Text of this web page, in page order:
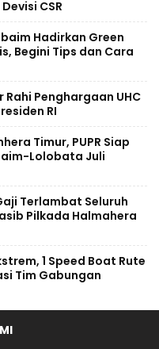
CSR
Hadirkan Green
Begini Tips dan Cara
Penghargaan UHC
RI
Timur, PUPR Siap
Lolobata Juli
Terlambat Seluruh
Pilkada Halmahera
1 Speed Boat Rute
Tim Gabungan